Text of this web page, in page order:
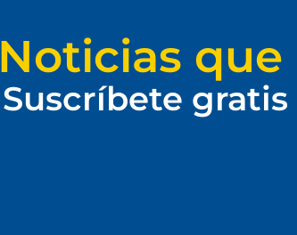
Noticias
Suscríbete